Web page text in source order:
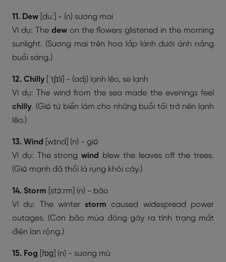
11. Dew [duː] - (n) sương mai
Ví dụ: The dew on the flowers glistened in the morning
sunlight. (Sương mai trên hoa lấp lánh dưới ánh nắng
buổi sáng.)
12. Chilly [ˈtʃɪli] - (adj) lạnh lẽo, se lạnh
Ví dụ: The wind from the sea made the evenings feel
chilly. (Gió từ biển làm cho những buổi tối trở nên lạnh
lẽo.)
13. Wind [wɪnd] (n) - gió
Ví dụ: The strongwind blew the leaves off the trees.
(Gió mạnh đã thổi lá rụng khỏi cây.)
14. Storm [stɔːrm] (n) - bão
Ví dụ: The winterstorm caused widespread power
outages. (Cơn bão mùa đông gây ra tình trạng mất
điện lan rộng.)
15. Fog [fɒɡ] (n) - sương mù